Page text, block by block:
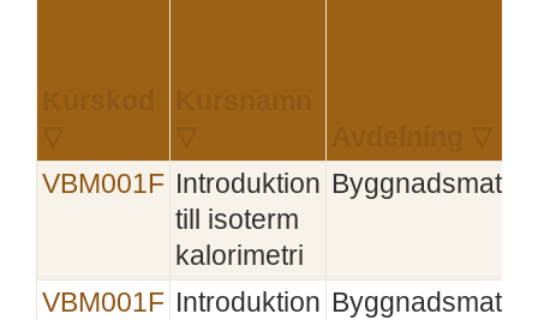
VBM001F
Introduktion
till isoterm
kalorimetri
VBM001F
Introduktion